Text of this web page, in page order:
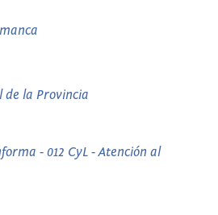
de la Provincia
- 012 CyL - Atención al